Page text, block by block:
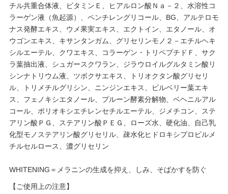
チル共重合体液、ビタミンＥ、ヒアルロン酸Ｎａ－２、水溶性コ
ラーゲン液（魚起源）、ペンチレングリコール、BG、アルテロモ
ナス発酵エキス、ウメ果実エキス、エクトイン、エタノール、オ
ウゴンエキス、キサンタンガム、グリセリンモノ２－エチルヘキ
シルエーテル、クワエキス、コラーゲン・トリペプチドＦ、サク
ラ葉抽出液、シュガースクワラン、ジラウロイルグルタミン酸リ
シンナトリウム液、ツボクサエキス、トリオクタン酸グリセリ
ル、トリメチルグリシン、ニンジンエキス、ビルベリー葉エキ
ス、フェノキシエタノール、プルーン酵素分解物、ベヘニルアル
コール、ポリオキシエチレンセチルエーテル、ジメチコン、ステ
アリン酸ＰＧ、ステアリン酸ＰＥＧ、ローズ水、硬化油、自己乳
化型モノステアリン酸グリセリル、疎水化ヒドロキシプロピルメ
チルセルロース、濃グリセリン
WHITENING＝メラニンの生成を抑え、しみ、そばかすを防ぐ
【ご使用上の注意】